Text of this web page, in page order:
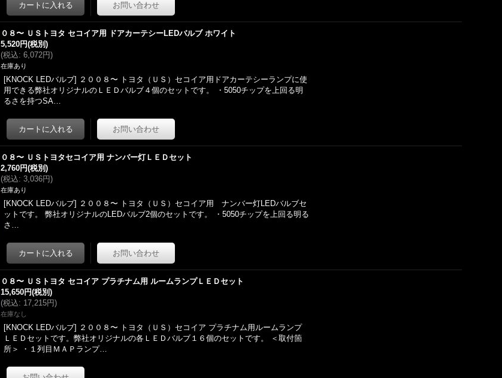
０８〜 ＵＳトヨタ セコイア用 ドアカーテシーLEDバルブ ホワイト
5,520円(税別)
(税込: 6,072円)
在庫あり
[KNOCK LEDバルブ] ２００８〜 トヨタ（ＵＳ）セコイア用ドアカーテシーランプに使
用できる弊社オリジナルのＬＥＤバルブ４個のセットです。 ・5050チップを上回る明
るさを持つSA…
０８〜 ＵＳトヨタセコイア用 ナンバー灯ＬＥＤセット
2,760円(税別)
(税込: 3,036円)
在庫あり
[KNOCK LEDバルブ] ２００８〜 トヨタ（ＵＳ）セコイア用 ナンバー灯LEDバルブセ
ットです。 弊社オリジナルのLEDバルブ2個のセットです。 ・5050チップを上回る明る
さ…
０８〜 ＵＳトヨタ セコイア プラチナム用 ルームランプＬＥＤセット
15,650円(税別)
(税込: 17,215円)
在庫なし
[KNOCK LEDバルブ] ２００８〜 トヨタ（ＵＳ）セコイア プラチナム用ルームランプ
ＬＥＤセットです。弊社オリジナルの各ＬＥＤバルブ１６個のセットです。 ＜取付箇
所＞ ・１列目ＭＡＰランプ…